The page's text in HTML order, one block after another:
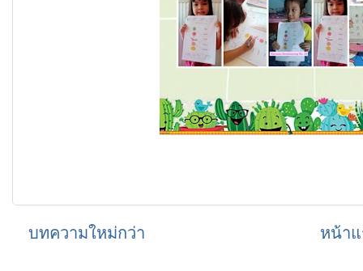
บทความใหม่กว่า หน้า